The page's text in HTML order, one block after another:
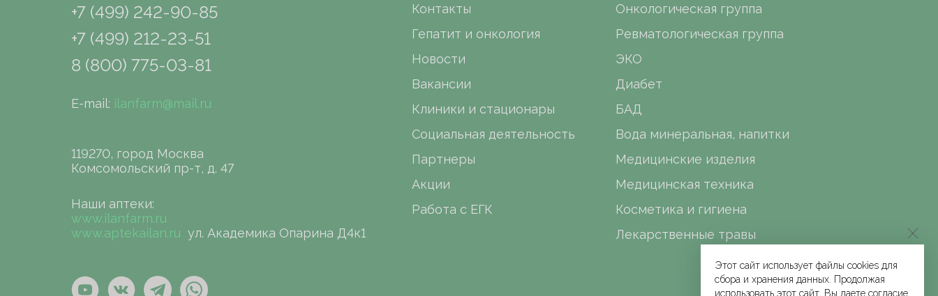
+7 (499) 242-90-85
+7 (499) 212-23-51
8 (800) 775-03-81
E-mail: ilanfarm@mail.ru
119270, город Москва
Комсомольский пр-т, д. 47
Наши аптеки:
www.ilanfarm.ru
www.aptekailan.ru ул. Академика Опарина Д4к1
Контакты
Гепатит и онкология
Новости
Вакансии
Клиники и стационары
Социальная деятельность
Партнеры
Акции
Работа с ЕГК
Онкологическая группа
Ревматологическая группа
ЭКО
Диабет
БАД
Вода минеральная, напитки
Медицинские изделия
Медицинская техника
Косметика и гигиена
Лекарственные травы
Этот сайт использует файлы cookies для
сбора и хранения данных. Продолжая
использовать этот сайт, Вы даете согласие